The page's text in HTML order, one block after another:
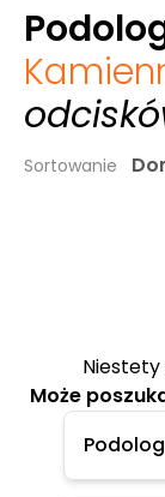
Sortowanie
Niestety
Może